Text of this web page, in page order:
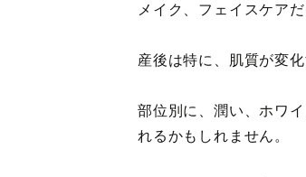
メイク、フェイスケア
産後は特に、肌質が変
部位別に、潤い、ホワ
れるかもしれません。